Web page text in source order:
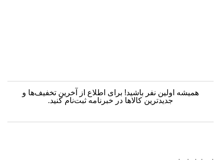
همیشه اولین نفر باشید! برای اطلاع از آخرین تخفیف‌ها و
جدیدترین کالاها در خبرنامه ثبت‌نام کنید.